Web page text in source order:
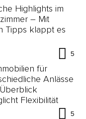
Highlights im
– Mit
Tipps klappt es
5
für
Anlässe
Flexibilität
5